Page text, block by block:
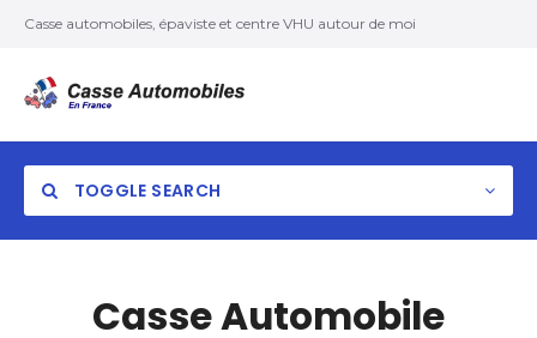
Casse automobiles, épaviste et centre VHU autour de moi
TOGGLE SEARCH
Casse Automobile